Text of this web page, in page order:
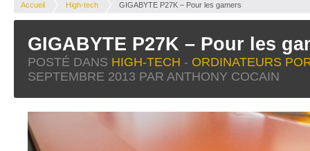
Accueil High-tech GIGABYTE P27K – Pour les gamers
GIGABYTE P27K – Pour les
POSTÉ DANS HIGH-TECH - ORDINATEURS
SEPTEMBRE 2013 PAR ANTHONY COCAIN